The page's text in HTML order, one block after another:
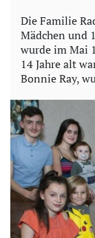
Die Familie
Mädchen und
wurde im Mai
14 Jahre alt
Bonnie Ray,